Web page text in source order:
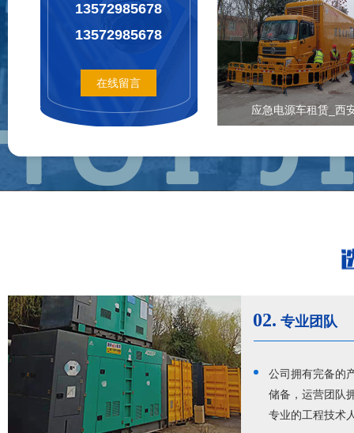
13572985678
13572985678
在线留言
应急电源车租赁_西
02. 专业团队
公司拥有完备的
储备，运营团队
专业的工程技术